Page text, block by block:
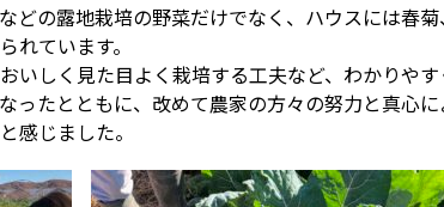
どの露地栽培の野菜だけでなく、ハウスには春菊
れています。
いしく見た目よく栽培する工夫など、わかりやす
ったとともに、改めて農家の方々の努力と真心
感じました。